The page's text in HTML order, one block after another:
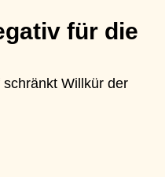
für die
Willkür der